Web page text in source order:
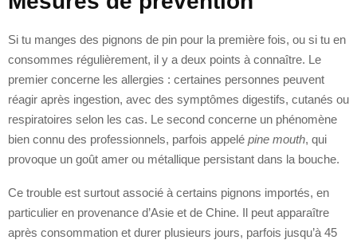
Si tu manges des pignons de pin pour la première fois, ou si tu en
consommes régulièrement, il y a deux points à connaître. Le
premier concerne les allergies : certaines personnes peuvent
réagir après ingestion, avec des symptômes digestifs, cutanés ou
respiratoires selon les cas. Le second concerne un phénomène
bien connu des professionnels, parfois appelé pine mouth, qui
provoque un goût amer ou métallique persistant dans la bouche.
Ce trouble est surtout associé à certains pignons importés, en
particulier en provenance d’Asie et de Chine. Il peut apparaître
après consommation et durer plusieurs jours, parfois jusqu’à 45